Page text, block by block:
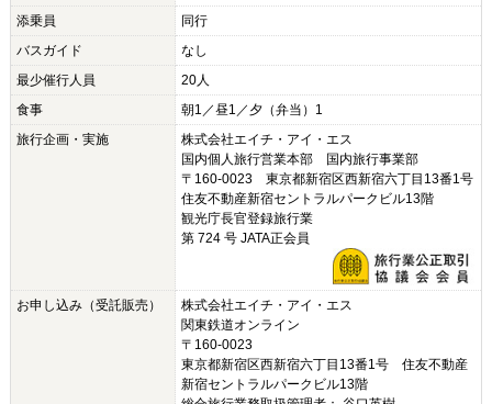
添乗員
同行
バスガイド
なし
最少催行人員
20人
食事
朝1／昼1／夕（弁当）1
旅行企画・実施
株式会社エイチ・アイ・エス
国内個人旅行営業本部 国内旅行事業部
〒160-0023 東京都新宿区西新宿六丁目13番1号
住友不動産新宿セントラルパークビル13階
観光庁長官登録旅行業
第 724 号 JATA正会員
お申し込み（受託販売）
株式会社エイチ・アイ・エス
関東鉄道オンライン
〒160-0023
東京都新宿区西新宿六丁目13番1号 住友不動産
新宿セントラルパークビル13階